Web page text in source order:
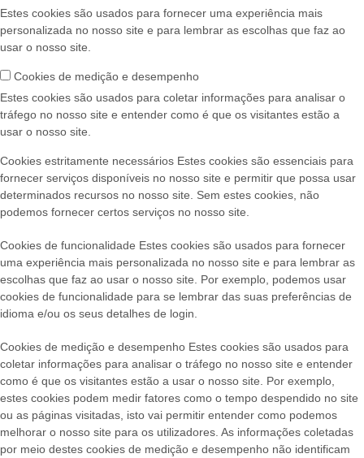
Estes cookies são usados para fornecer uma experiência mais
personalizada no nosso site e para lembrar as escolhas que faz ao
usar o nosso site.
Cookies de medição e desempenho
Estes cookies são usados para coletar informações para analisar o
tráfego no nosso site e entender como é que os visitantes estão a
usar o nosso site.
Cookies estritamente necessários Estes cookies são essenciais para
fornecer serviços disponíveis no nosso site e permitir que possa usar
determinados recursos no nosso site. Sem estes cookies, não
podemos fornecer certos serviços no nosso site.
Cookies de funcionalidade Estes cookies são usados para fornecer
uma experiência mais personalizada no nosso site e para lembrar as
escolhas que faz ao usar o nosso site. Por exemplo, podemos usar
cookies de funcionalidade para se lembrar das suas preferências de
idioma e/ou os seus detalhes de login.
Cookies de medição e desempenho Estes cookies são usados para
coletar informações para analisar o tráfego no nosso site e entender
como é que os visitantes estão a usar o nosso site. Por exemplo,
estes cookies podem medir fatores como o tempo despendido no site
ou as páginas visitadas, isto vai permitir entender como podemos
melhorar o nosso site para os utilizadores. As informações coletadas
por meio destes cookies de medição e desempenho não identificam